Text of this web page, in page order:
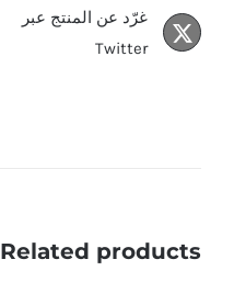
غرّد عن المنتج عبر
Twitter
Related products